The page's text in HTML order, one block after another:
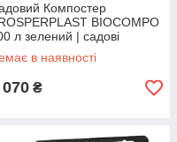
Компостер
BIOCOMPO
л зелений | садові
| контейнер для
Польща
в наявності
₴